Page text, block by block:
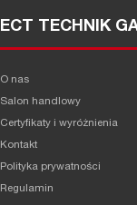
ECT TECHNIK
O nas
Salon handlowy
Certyfikaty i wyróżnienia
Kontakt
Polityka prywatności
Regulamin